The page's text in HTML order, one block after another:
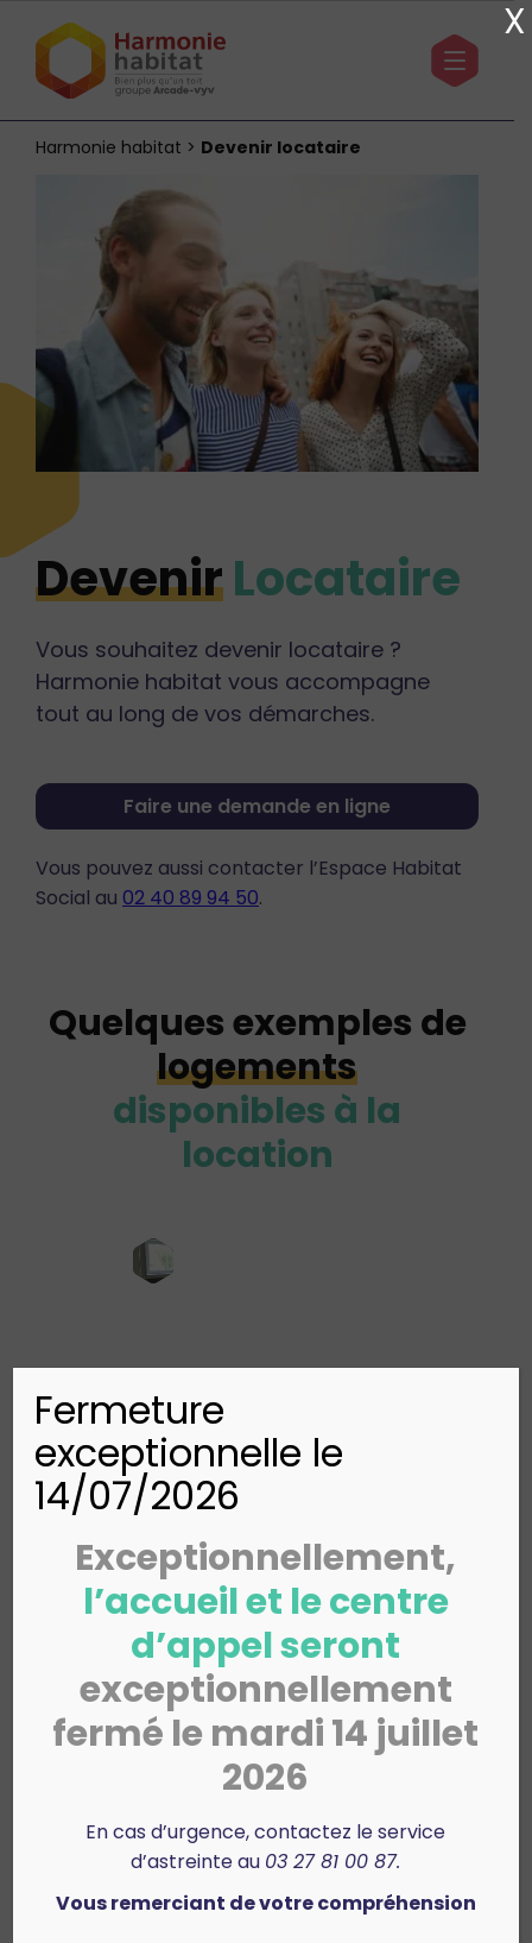
Harmonie habitat > Devenir locataire
DevenirLocataire
Vous souhaitez devenir locataire ?
Harmonie habitat vous accompagne
tout au long de vos démarches.
Faire une demande en ligne
Vous pouvez aussi contacter l’Espace Habitat
Social au 02 40 89 94 50.
Quelques exemples de
logements
disponibles à la
location
Nos implantations
Fermeture
exceptionnelle le
14/07/2026
Exceptionnellement,
l’accueil et le centre
d’appel seront
exceptionnellement
fermé le mardi 14 juillet
2026
En cas d’urgence, contactez le service
d’astreinte au 03 27 81 00 87.
Vous remerciant de votre compréhension
X